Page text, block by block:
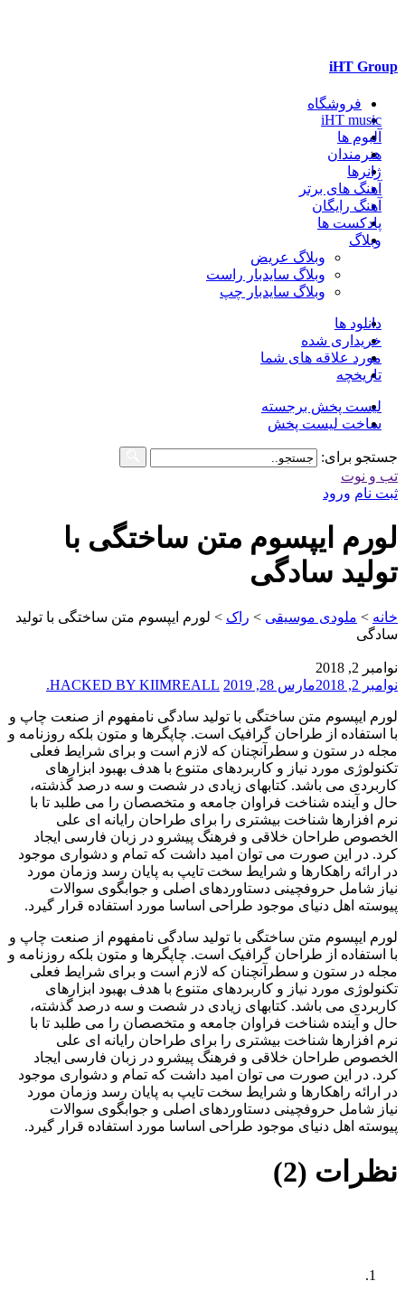
iHT Group
فروشگاه
iHT music
آلبوم ها
هنرمندان
ژانرها
آهنگ های برتر
آهنگ رایگان
پادکست ها
وبلاگ
وبلاگ عریض
وبلاگ سایدبار راست
وبلاگ سایدبار چپ
دانلود ها
خریداری شده
مورد علاقه های شما
تاریخچه
لیست پخش برجسته
ساخت لیست پخش
جستجو برای:
تب و نوت
ثبت نام ورود
لورم ایپسوم متن ساختگی با
تولید سادگی
خانه > ملودی موسیقی > راک > لورم ایپسوم متن ساختگی با تولید
سادگی
نوامبر 2, 2018
نوامبر 2, 2018
مارس 28, 2019 HACKED BY KIIMREALL.
لورم ایپسوم متن ساختگی با تولید سادگی نامفهوم از صنعت چاپ و
با استفاده از طراحان گرافیک است. چاپگرها و متون بلکه روزنامه و
مجله در ستون و سطرآنچنان که لازم است و برای شرایط فعلی
تکنولوژی مورد نیاز و کاربردهای متنوع با هدف بهبود ابزارهای
کاربردی می باشد. کتابهای زیادی در شصت و سه درصد گذشته،
حال و آینده شناخت فراوان جامعه و متخصصان را می طلبد تا با
نرم افزارها شناخت بیشتری را برای طراحان رایانه ای علی
الخصوص طراحان خلاقی و فرهنگ پیشرو در زبان فارسی ایجاد
کرد. در این صورت می توان امید داشت که تمام و دشواری موجود
در ارائه راهکارها و شرایط سخت تایپ به پایان رسد وزمان مورد
نیاز شامل حروفچینی دستاوردهای اصلی و جوابگوی سوالات
پیوسته اهل دنیای موجود طراحی اساسا مورد استفاده قرار گیرد.
لورم ایپسوم متن ساختگی با تولید سادگی نامفهوم از صنعت چاپ و
با استفاده از طراحان گرافیک است. چاپگرها و متون بلکه روزنامه و
مجله در ستون و سطرآنچنان که لازم است و برای شرایط فعلی
تکنولوژی مورد نیاز و کاربردهای متنوع با هدف بهبود ابزارهای
کاربردی می باشد. کتابهای زیادی در شصت و سه درصد گذشته،
حال و آینده شناخت فراوان جامعه و متخصصان را می طلبد تا با
نرم افزارها شناخت بیشتری را برای طراحان رایانه ای علی
الخصوص طراحان خلاقی و فرهنگ پیشرو در زبان فارسی ایجاد
کرد. در این صورت می توان امید داشت که تمام و دشواری موجود
در ارائه راهکارها و شرایط سخت تایپ به پایان رسد وزمان مورد
نیاز شامل حروفچینی دستاوردهای اصلی و جوابگوی سوالات
پیوسته اهل دنیای موجود طراحی اساسا مورد استفاده قرار گیرد.
نظرات (2)